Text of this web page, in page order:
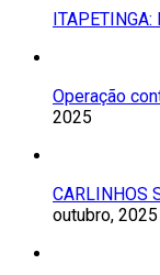
ITAPETINGA:
Operação
2025
CARLINHOS
outubro, 2025